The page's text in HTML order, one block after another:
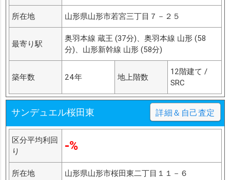
所在地 山形県山形市若宮三丁目７－２５
最寄り駅
奥羽本線 蔵王 (37分)、奥羽本線 山形 (58
分)、山形新幹線 山形 (58分)
築年数 24年 地上階数
12階建て /
SRC
サンデュエル桜田東 詳細＆自己査定
区分平均利回
り
-%
所在地 山形県山形市桜田東二丁目１１－６